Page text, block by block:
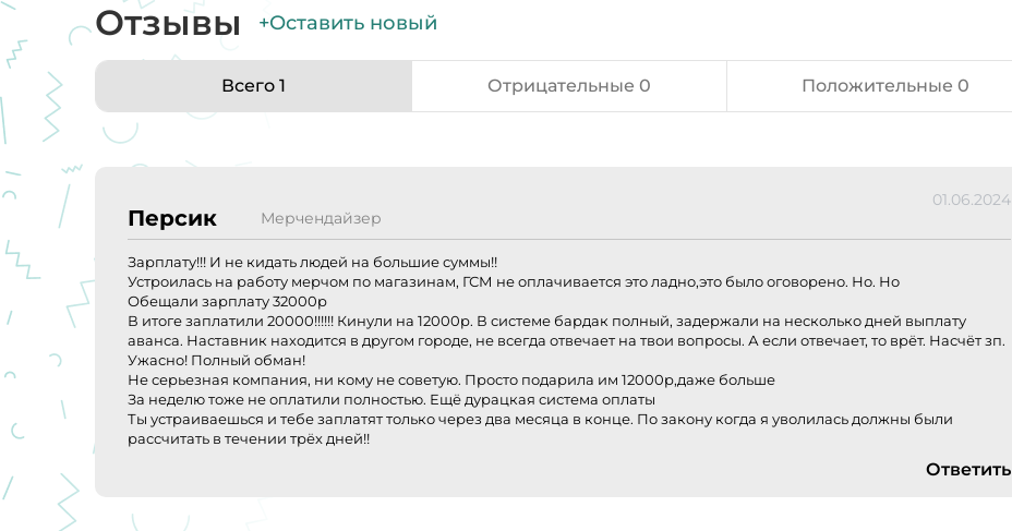
Отзывы +Оставить новый
Всего 1 Отрицательные 0 Положительные 0
01.06.2024
Персик Мерчендайзер
Зарплату!!! И не кидать людей на большие суммы!!
Устроилась на работу мерчом по магазинам, ГСМ не оплачивается это ладно,это было оговорено. Но. Но
Обещали зарплату 32000р
В итоге заплатили 20000!!!!!! Кинули на 12000р. В системе бардак полный, задержали на несколько дней выплату
аванса. Наставник находится в другом городе, не всегда отвечает на твои вопросы. А если отвечает, то врёт. Насчёт зп.
Ужасно! Полный обман!
Не серьезная компания, ни кому не советую. Просто подарила им 12000р,даже больше
За неделю тоже не оплатили полностью. Ещё дурацкая система оплаты
Ты устраиваешься и тебе заплатят только через два месяца в конце. По закону когда я уволилась должны были
рассчитать в течении трёх дней!!
Ответить